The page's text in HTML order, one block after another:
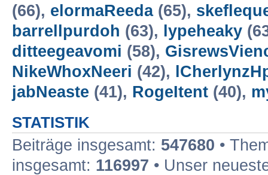
(66), elormaReeda(65),
barrellpurdoh (63), lypeheaky
ditteegeavomi (58),
NikeWhoxNeeri (42),
jabNeaste (41), RogeItent (40),
STATISTIK
Beiträge insgesamt: 547680 •
insgesamt: 116997 • Unser